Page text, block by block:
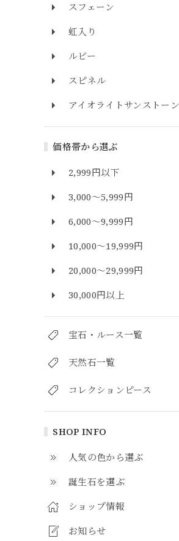
スフェーン
虹入り
ルビー
スピネル
アイオライトサンストーン
価格帯から選ぶ
2,999円以下
3,000～5,999円
6,000～9,999円
10,000～19,999円
20,000～29,999円
30,000円以上
宝石・ルース一覧
天然石一覧
コレクションピース
SHOP INFO
人気の色から選ぶ
誕生石を選ぶ
ショップ情報
お知らせ